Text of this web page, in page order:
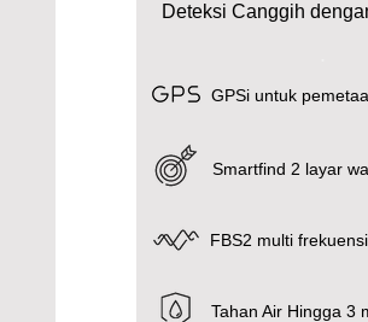
Deteksi Canggih
GPSi untuk
Smartfind 2 layar
FBS2 multi
Tahan Air Hingga 3